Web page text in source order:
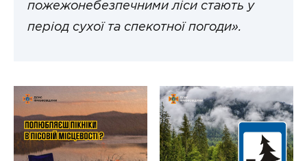
пожежонебезпечними ліси стають у
період сухої та спекотної погоди».